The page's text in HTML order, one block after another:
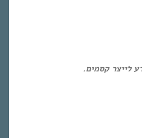
לייצר קסמים.